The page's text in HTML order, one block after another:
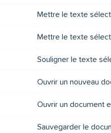
Mettre le texte
Mettre le texte
Souligner le texte
Ouvrir un nouveau
Ouvrir un document
Sauvegarder le